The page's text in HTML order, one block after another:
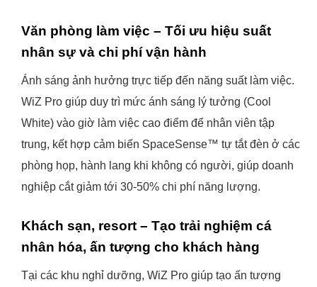
Văn phòng làm việc – Tối ưu hiệu suất
nhân sự và chi phí vận hành
Ánh sáng ảnh hưởng trực tiếp đến năng suất làm việc.
WiZ Pro giúp duy trì mức ánh sáng lý tưởng (Cool
White) vào giờ làm việc cao điểm để nhân viên tập
trung, kết hợp cảm biến SpaceSense™ tự tắt đèn ở các
phòng họp, hành lang khi không có người, giúp doanh
nghiệp cắt giảm tới 30-50% chi phí năng lượng.
Khách sạn, resort – Tạo trải nghiệm cá
nhân hóa, ấn tượng cho khách hàng
Tại các khu nghỉ dưỡng, WiZ Pro giúp tạo ấn tượng